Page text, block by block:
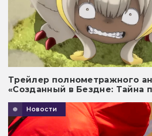
Трейлер полнометражного
«Созданный в Бездне: Тайна
Новости